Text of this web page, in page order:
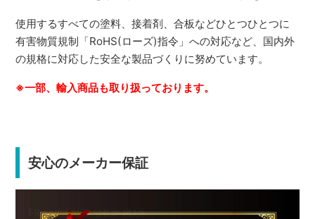
使用するすべての塗料、接着剤、合板などひとつひとつに
有害物質規制「RoHS(ローズ)指令」への対応など、国内外
の規格に対応した安全な製品づくりに努めています。
※一部、輸入商品も取り扱っております。
安心のメーカー保証